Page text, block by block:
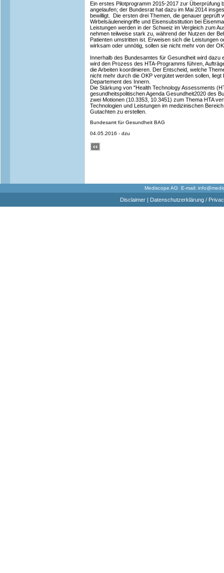
Ein erstes Pilotprogramm 2015-2017 zur Überprüfung
angelaufen; der Bundesrat hat dazu im Mai 2014
bewilligt. Die ersten drei Themen, die genauer geprüft
Wirbelsäuleneingriffe und Eisensubstitution bei
Leistungen werden in der Schweiz im Vergleich zum
nehmen teilweise stark zu, während der Nutzen der
Patienten umstritten ist. Erweisen sich die Leistungen
wirksam oder unnötig, sollen sie nicht mehr von der
Innerhalb des Bundesamtes für Gesundheit wird dazu
wird den Prozess des HTA-Programms führen,
die Arbeiten koordinieren. Der Entscheid, welche
nicht mehr durch die OKP vergütet werden sollen, liegt
Departement des Innern.
Die Stärkung von "Health Technology Assessments
gesundheitspolitischen Agenda Gesundheit2020 des
zwei Motionen (10.3353, 10.3451) zum Thema HTA
Technologien und Leistungen im medizinischen
Gutachten zu erstellen.
Bundesamt für Gesundheit BAG
04.05.2016 - dzu
Mediscope AG E-mail:
Disclaimer| Datenschutzerklärung /